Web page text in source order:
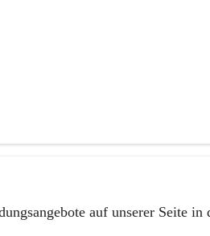
auf unserer Seite in